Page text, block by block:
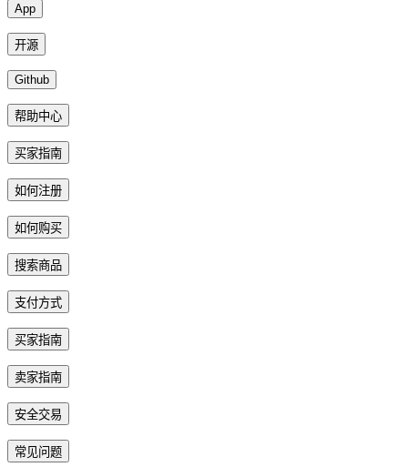
App
开源
Github
帮助中心
买家指南
如何注册
如何购买
搜索商品
支付方式
买家指南
卖家指南
安全交易
常见问题